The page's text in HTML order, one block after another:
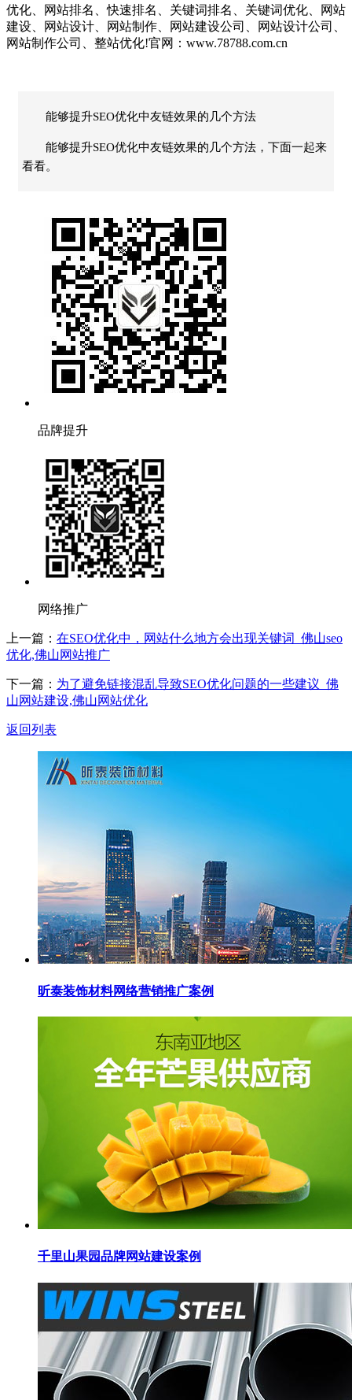
优化、网站排名、快速排名、关键词排名、关键词优化、网站
建设、网站设计、网站制作、网站建设公司、网站设计公司、
网站制作公司、整站优化!官网：www.78788.com.cn
能够提升SEO优化中友链效果的几个方法
能够提升SEO优化中友链效果的几个方法，下面一起来
看看。
品牌提升
网络推广
上一篇： 在SEO优化中，网站什么地方会出现关键词_佛山seo
优化,佛山网站推广
下一篇： 为了避免链接混乱导致SEO优化问题的一些建议_佛
山网站建设,佛山网站优化
返回列表
昕泰装饰材料网络营销推广案例
千里山果园品牌网站建设案例